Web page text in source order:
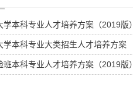
学本科专业人才培养方案（2019版）
学本科专业大类招生人才培养方案
班本科专业人才培养方案（2019版）